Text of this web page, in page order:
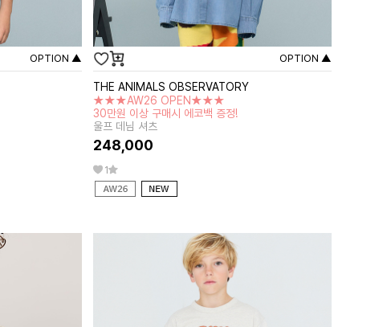
OPTION ▲ OPTION ▲
THE ANIMALS OBSERVATORY
★★★AW26 OPEN★★★
30만원 이상 구매시 에코백 증정!
울프 데님 셔츠
248,000
1